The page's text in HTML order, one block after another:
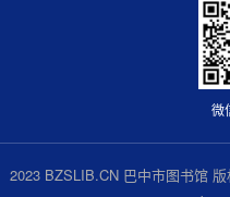
微
2023 BZSLIB.CN 巴中市图书馆